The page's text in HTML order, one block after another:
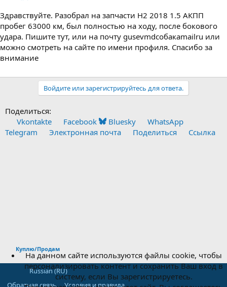
Здравствуйте. Разобрал на запчасти H2 2018 1.5 АКПП
пробег 63000 км, был полностью на ходу, после бокового
удара. Пишите тут, или на почту gusevmdсобакаmailru или
можно смотреть на сайте по имени профиля. Спасибо за
внимание
Войдите или зарегистрируйтесь для ответа.
Поделиться:
Vkontakte
Facebook Bluesky
WhatsApp
Telegram
Электронная почта Поделиться Ссылка
Куплю/Продам
Russian (RU)
Обратная связь
Условия и правила
На данном сайте используются файлы cookie, чтобы
персонализировать контент и сохранить Ваш вход в
систему, если Вы зарегистрируетесь.